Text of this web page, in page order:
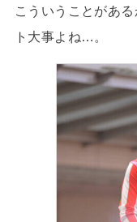
こういうことがあ
ト大事よね…。